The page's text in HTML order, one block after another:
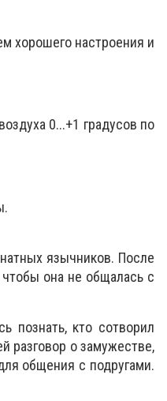
хорошего настроения и
0...+1 градусов по
язычников. После
она не общалась с
познать, кто сотворил
разговор о замужестве,
общения с подругами.